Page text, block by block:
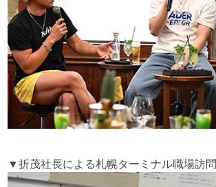
▼折茂社長による札幌ターミナル職場訪問